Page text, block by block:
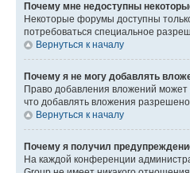
Почему мне недоступны
Некоторые форумы доступны
потребоваться специальное
Вернуться к началу
Почему я не могу добавлять
Право добавления вложений
что добавлять вложения
Вернуться к началу
Почему я получил
На каждой конференции